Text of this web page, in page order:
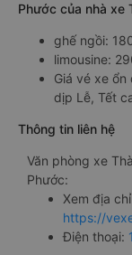
Phước của nhà xe
ghế ngồi:
limousine:
Giá vé xe
dịp Lễ, Tết
Thông tin liên hệ
Văn phòng xe
Phước:
Xem địa
https://
Điện thoại: